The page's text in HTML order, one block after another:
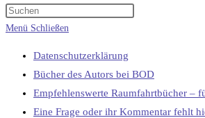
umschalten
Menü Schließen
Datenschutzerklärung
Bücher des Autors bei BOD
Empfehlenswerte Raumfahrtbücher –
Eine Frage oder ihr Kommentar fehlt